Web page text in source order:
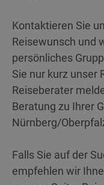
Kontaktieren Sie
Reisewunsch und
persönliches
Sie nur kurz unser
Reiseberater
Beratung zu Ihrer
Nürnberg/
Falls Sie auf der
empfehlen wir